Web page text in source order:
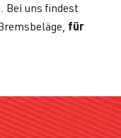
Bei uns findest
für